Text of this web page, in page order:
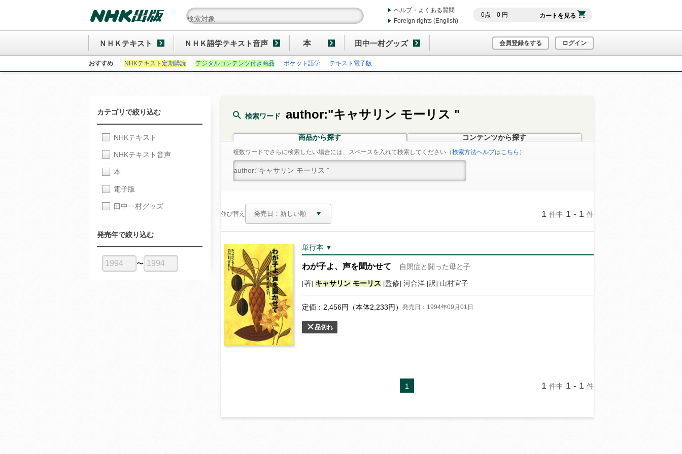
0点 0円 カートを見る
ヘルプ・よくある質問
Foreign rights (English)
ＮＨＫテキスト ＮＨＫ語学テキスト音声 本 田中一村グッズ 会員登録をする ログイン
おすすめ NHKテキスト定期購読 デジタルコンテンツ付き商品 ポケット語学 テキスト電子版
検索ワード author:"キャサリン モーリス "
商品から探す コンテンツから探す
複数ワードでさらに検索したい場合には、スペースを入れて検索してください（検索方法ヘルプはこちら ）
並び替え 1 件中 1 - 1 件
単行本 ▼
わが子よ、声を聞かせて 自閉症と闘った母と子
[著] キャサリン モーリス [監修] 河合洋 [訳] 山村宜子
定価： 2,456円（本体2,233円） 発売日：1994年09月01日
品切れ
1 1 件中 1 - 1 件
カテゴリで絞り込む
NHKテキスト
NHKテキスト音声
本
電子版
田中一村グッズ
発売年で絞り込む
〜